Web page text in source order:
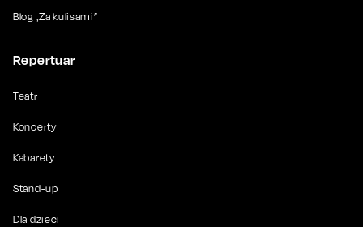
Blog „Za kulisami”
Repertuar
Teatr
Koncerty
Kabarety
Stand-up
Dla dzieci